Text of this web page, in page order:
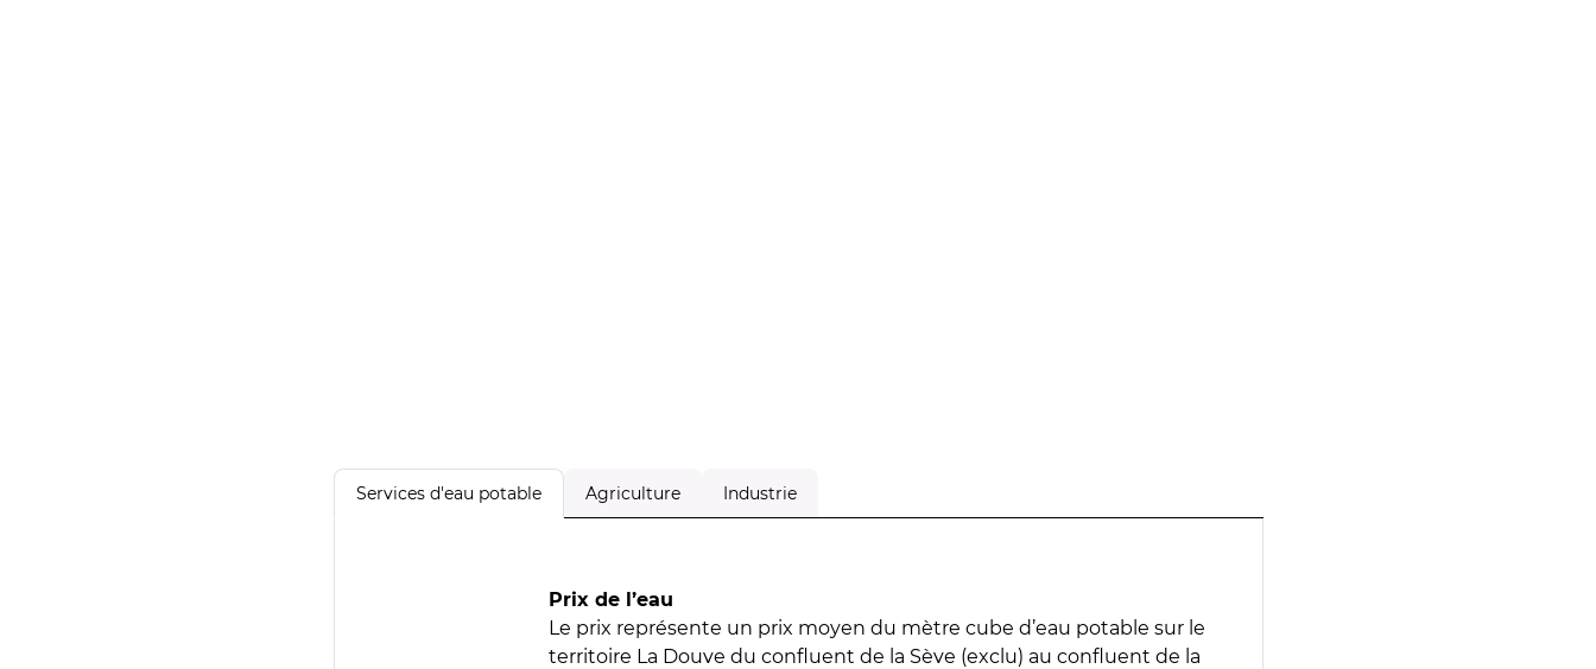
Services d'eau potable Agriculture Industrie
Prix de l’eau
Le prix représente un prix moyen du mètre cube d’eau potable sur le
territoire La Douve du confluent de la Sève (exclu) au confluent de la